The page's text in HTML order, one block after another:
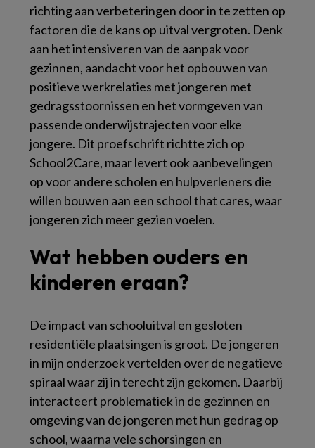
richting aan verbeteringen door in te zetten op
factoren die de kans op uitval vergroten. Denk
aan het intensiveren van de aanpak voor
gezinnen, aandacht voor het opbouwen van
positieve werkrelaties met jongeren met
gedragsstoornissen en het vormgeven van
passende onderwijstrajecten voor elke
jongere. Dit proefschrift richtte zich op
School2Care, maar levert ook aanbevelingen
op voor andere scholen en hulpverleners die
willen bouwen aan een school that cares, waar
jongeren zich meer gezien voelen.
Wat hebben ouders en
kinderen eraan?
De impact van schooluitval en gesloten
residentiële plaatsingen is groot. De jongeren
in mijn onderzoek vertelden over de negatieve
spiraal waar zij in terecht zijn gekomen. Daarbij
interacteert problematiek in de gezinnen en
omgeving van de jongeren met hun gedrag op
school, waarna vele schorsingen en